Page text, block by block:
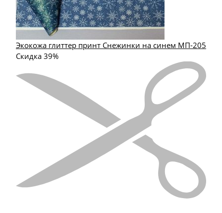
Экокожа глиттер принт Снежинки на синем МП-205
Скидка 39%